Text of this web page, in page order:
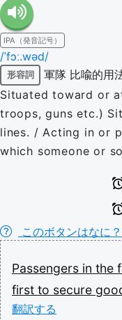
IPA（発音記号）
/ˈfɔː.wəd/
形容詞 軍隊 比喩的用
Situated toward or
troops, guns etc.)
lines. / Acting in or
which someone or
このボタンはなに？
Passengers in the
first to secure
翻訳する